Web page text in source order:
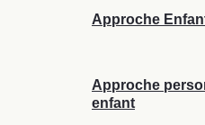
Approche
Approche
enfant